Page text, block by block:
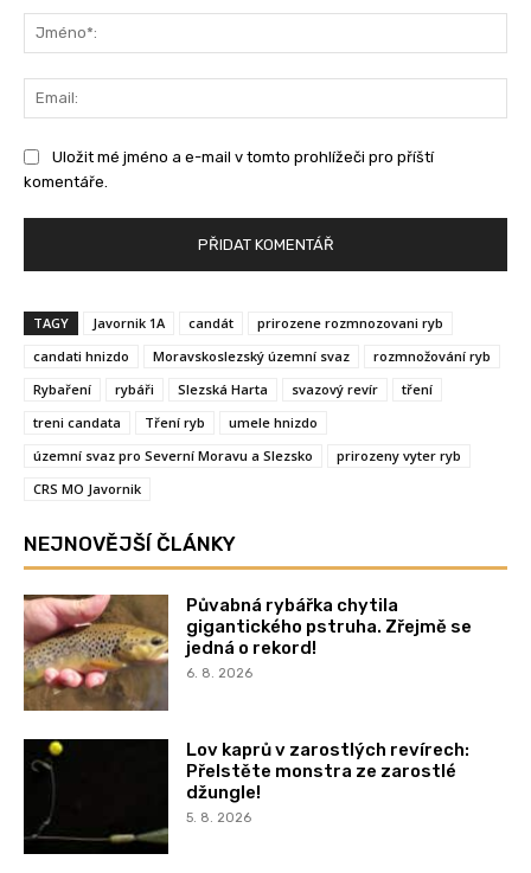
Uložit mé jméno a e-mail v tomto prohlížeči pro příští
komentáře.
TAGY Javornik 1A candát
prirozene rozmnozovani ryb
candati hnizdo
Moravskoslezský územní svaz
rozmnožování ryb
Rybaření
rybáři Slezská Harta svazový revír
tření
treni candata
Tření ryb
umele hnizdo
územní svaz pro Severní Moravu a Slezsko
prirozeny vyter ryb
CRS MO Javornik
NEJNOVĚJŠÍ ČLÁNKY
Půvabná rybářka chytila
gigantického pstruha. Zřejmě se
jedná o rekord!
6. 8. 2026
Lov kaprů v zarostlých revírech:
Přelstěte monstra ze zarostlé
džungle!
5. 8. 2026